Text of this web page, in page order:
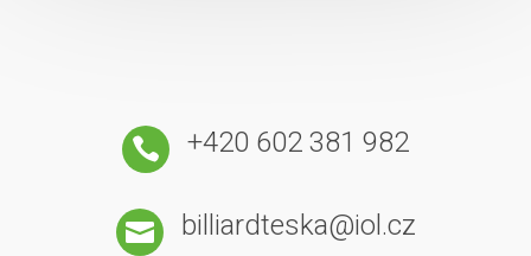
 +420 602 381 982
 billiardteska@iol.cz